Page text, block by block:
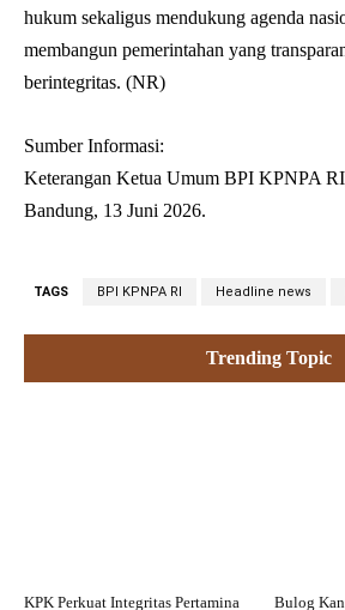
hukum sekaligus mendukung agenda
membangun pemerintahan yang
berintegritas. (NR)
Sumber Informasi:
Keterangan Ketua Umum BPI KPNPA
Bandung, 13 Juni 2026.
TAGS BPI KPNPA RI Headline news
Trending Topic
KPK Perkuat Integritas Pertamina Bulog